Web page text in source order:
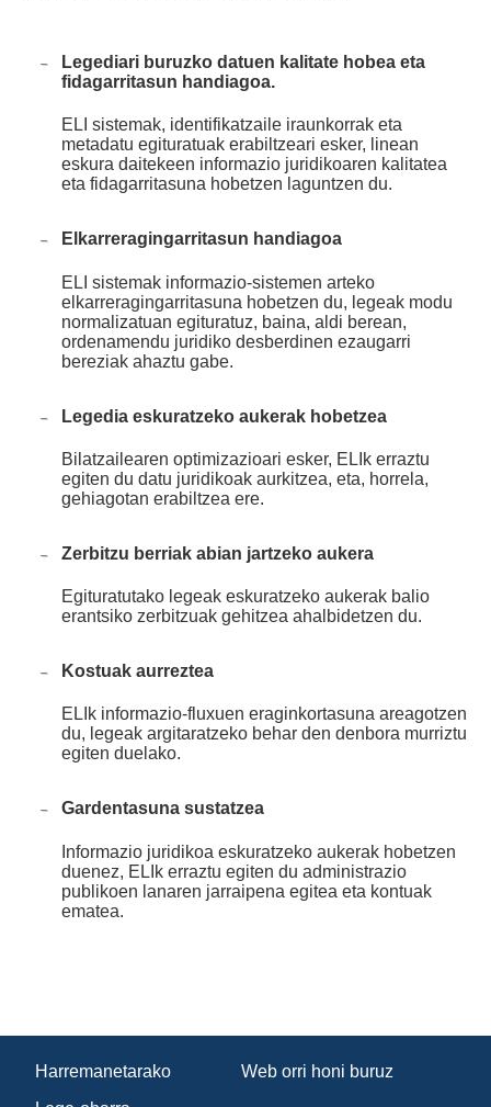
Legediari buruzko datuen kalitate hobea eta
fidagarritasun handiagoa.
ELI sistemak, identifikatzaile iraunkorrak eta
metadatu egituratuak erabiltzeari esker, linean
eskura daitekeen informazio juridikoaren kalitatea
eta fidagarritasuna hobetzen laguntzen du.
Elkarreragingarritasun handiagoa
ELI sistemak informazio-sistemen arteko
elkarreragingarritasuna hobetzen du, legeak modu
normalizatuan egituratuz, baina, aldi berean,
ordenamendu juridiko desberdinen ezaugarri
bereziak ahaztu gabe.
Legedia eskuratzeko aukerak hobetzea
Bilatzailearen optimizazioari esker, ELIk erraztu
egiten du datu juridikoak aurkitzea, eta, horrela,
gehiagotan erabiltzea ere.
Zerbitzu berriak abian jartzeko aukera
Egituratutako legeak eskuratzeko aukerak balio
erantsiko zerbitzuak gehitzea ahalbidetzen du.
Kostuak aurreztea
ELIk informazio-fluxuen eraginkortasuna areagotzen
du, legeak argitaratzeko behar den denbora murriztu
egiten duelako.
Gardentasuna sustatzea
Informazio juridikoa eskuratzeko aukerak hobetzen
duenez, ELIk erraztu egiten du administrazio
publikoen lanaren jarraipena egitea eta kontuak
ematea.
Harremanetarako
Web orri honi buruz